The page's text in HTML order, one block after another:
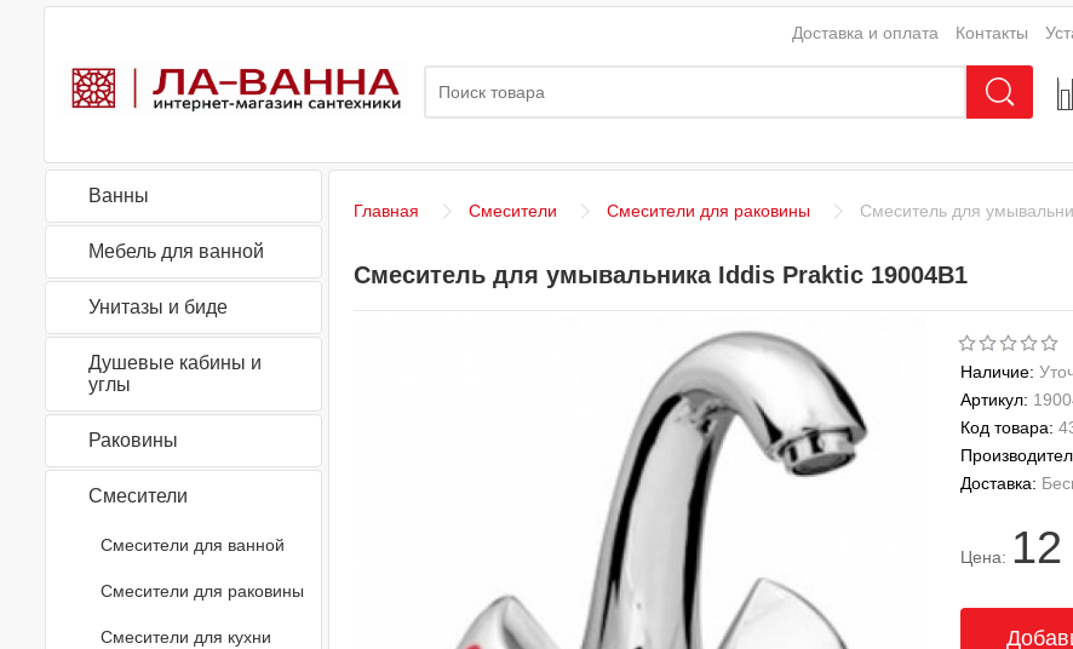
Доставка и оплата Контакты
Ванны
Мебель для ванной
Унитазы и биде
Душевые кабины и
углы
Раковины
Смесители
Смесители для ванной
Смесители для раковины
Смесители для кухни
Главная Смесители Смесители для раковины Смеситель для
Смеситель для умывальника Iddis Praktic 19004B1
Наличие:
Артикул:
Код товара:
Доставка:
Цена: